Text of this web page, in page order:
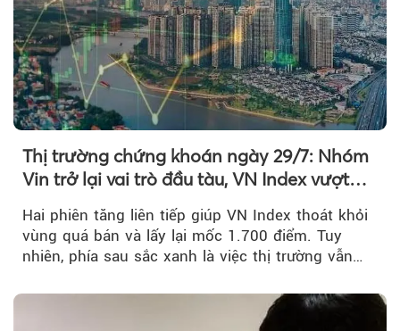
Thị trường chứng khoán ngày 29/7: Nhóm
Vin trở lại vai trò đầu tàu, VN Index vượt
Hai phiên tăng liên tiếp giúp VN Index thoát khỏi
vùng quá bán và lấy lại mốc 1.700 điểm. Tuy
nhiên, phía sau sắc xanh là việc thị trường vẫn
tiền vẫn chưa thực sự trở lại.